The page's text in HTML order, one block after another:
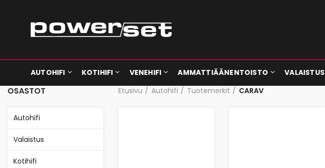
AUTOHIFI KOTIHIFI VENEHIFI AMMATTIÄÄNENTOISTO VALAISTUS
OSASTOT
Autohifi
Valaistus
Kotihifi
Etusivu Autohifi Tuotemerkit CARAV